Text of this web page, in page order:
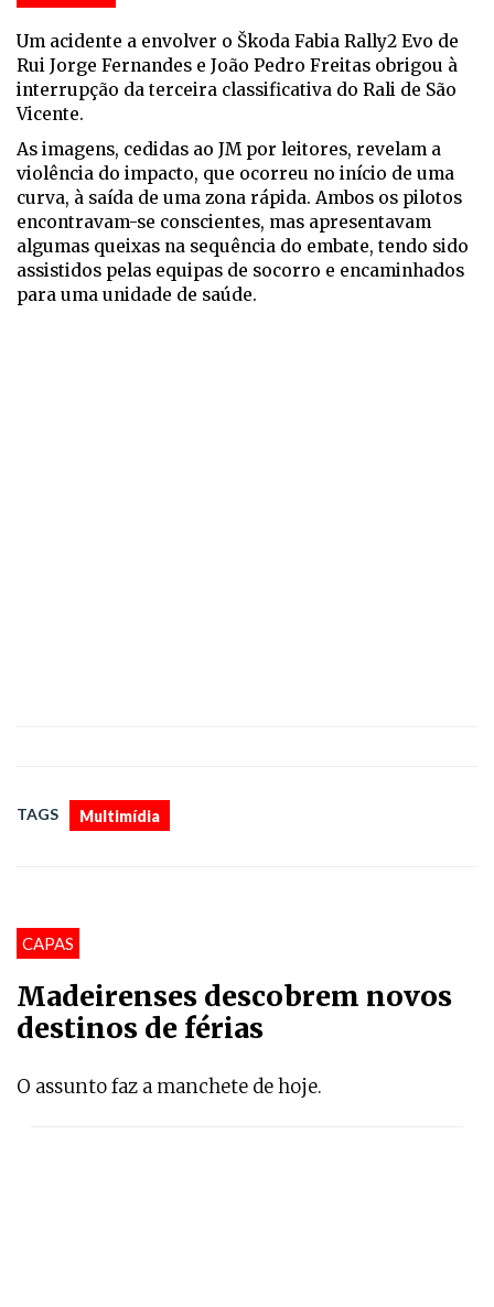
Um acidente a envolver o Škoda Fabia Rally2 Evo de
Rui Jorge Fernandes e João Pedro Freitas obrigou à
interrupção da terceira classificativa do Rali de São
Vicente.
As imagens, cedidas ao JM por leitores, revelam a
violência do impacto, que ocorreu no início de uma
curva, à saída de uma zona rápida. Ambos os pilotos
encontravam-se conscientes, mas apresentavam
algumas queixas na sequência do embate, tendo sido
assistidos pelas equipas de socorro e encaminhados
para uma unidade de saúde.
TAGS Multimídia
CAPAS
Madeirenses descobrem novos
destinos de férias
O assunto faz a manchete de hoje.